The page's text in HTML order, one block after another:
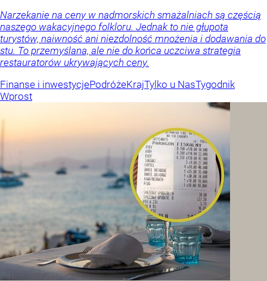
Narzekanie na ceny w nadmorskich smażalniach są częścią
naszego wakacyjnego folkloru. Jednak to nie głupota
turystów, naiwność ani niezdolność mnożenia i dodawania do
stu. To przemyślana, ale nie do końca uczciwa strategia
restauratorów ukrywających ceny.
Finanse i inwestycjePodróżeKrajTylko u NasTygodnik
Wprost